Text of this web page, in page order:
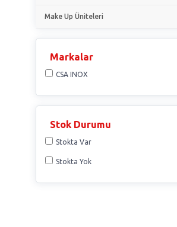
Make Up Üniteleri
Markalar
CSA INOX
Stok Durumu
Stokta Var
Stokta Yok